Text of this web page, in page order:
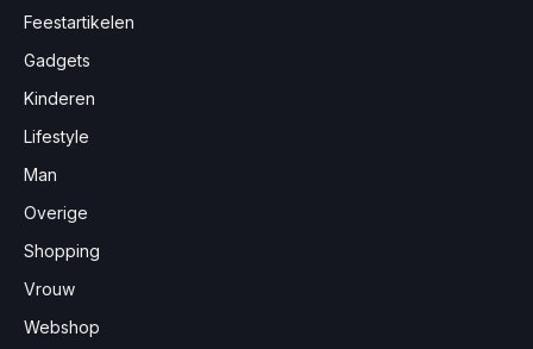
Feestartikelen
Gadgets
Kinderen
Lifestyle
Man
Overige
Shopping
Vrouw
Webshop